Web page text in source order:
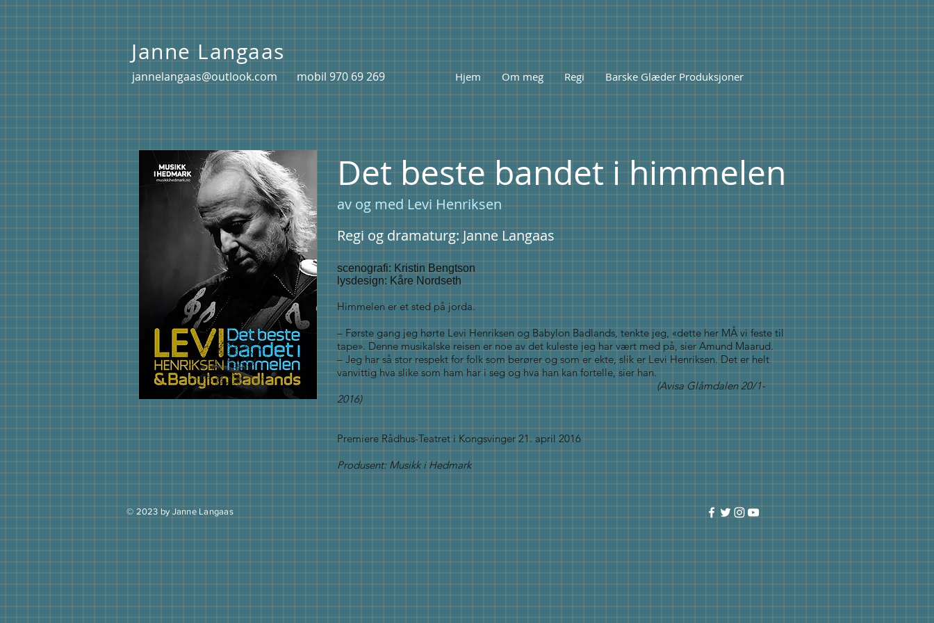
Janne Langaas
jannelangaas@outlook.commobil 970 69 269 Hjem Om meg Regi Barske Glæder Produksjoner
Det beste bandet i himmelen
av og med Levi Henriksen
Regi og dramaturg: Janne Langaas
scenografi: Kristin Bengtson
lysdesign: Kåre Nordseth
Himmelen er et sted på jorda.
– Første gang jeg hørte Levi Henriksen og Babylon Badlands, tenkte jeg, «dette her MÅ vi feste til
tape». Denne musikalske reisen er noe av det kuleste jeg har vært med på, sier Amund Maarud.
– Jeg har så stor respekt for folk som berører og som er ekte, slik er Levi Henriksen. Det er helt
vanvittig hva slike som ham har i seg og hva han kan fortelle, sier han.
(Avisa Glåmdalen 20/1-
2016)
Premiere Rådhus-Teatret i Kongsvinger 21. april 2016
Produsent: Musikk i Hedmark
© 2023 by Janne Langaas